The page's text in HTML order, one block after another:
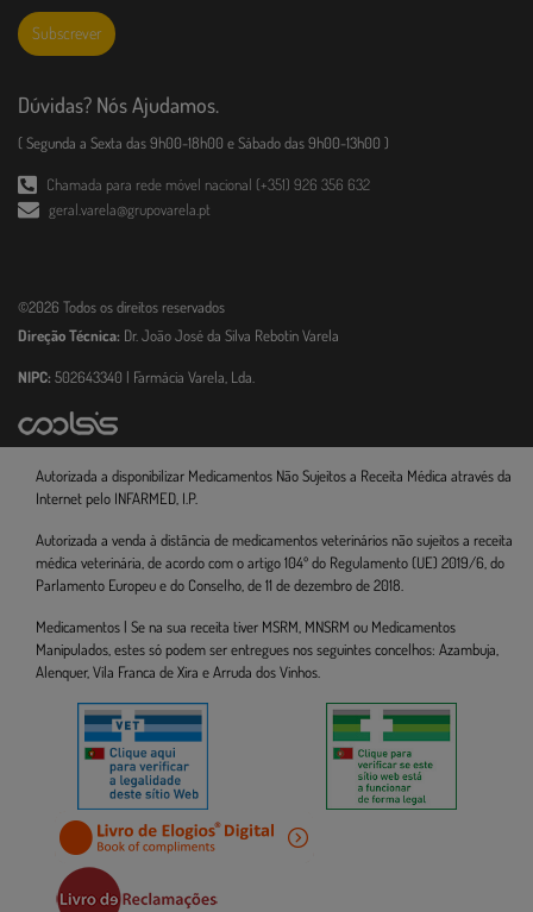
Subscrever
Dúvidas? Nós Ajudamos.
( Segunda a Sexta das 9h00-18h00 e Sábado das 9h00-13h00 )
Chamada para rede móvel nacional (+351) 926 356 632
geral.varela@grupovarela.pt
©2026 Todos os direitos reservados
Direção Técnica: Dr. João José da Silva Rebotin Varela
NIPC: 502643340 | Farmácia Varela, Lda.
Autorizada a disponibilizar Medicamentos Não Sujeitos a Receita Médica através da
Internet pelo INFARMED, I.P.
Autorizada a venda à distância de medicamentos veterinários não sujeitos a receita
médica veterinária, de acordo com o artigo 104º do Regulamento (UE) 2019/6, do
Parlamento Europeu e do Conselho, de 11 de dezembro de 2018.
Medicamentos | Se na sua receita tiver MSRM, MNSRM ou Medicamentos
Manipulados, estes só podem ser entregues nos seguintes concelhos: Azambuja,
Alenquer, Vila Franca de Xira e Arruda dos Vinhos.